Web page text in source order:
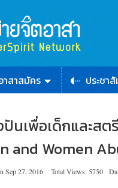
าสาสมัคร ประชา
นเพื่อเด็กและส
and Women
Sep 27, 2016 Total Views: 5750